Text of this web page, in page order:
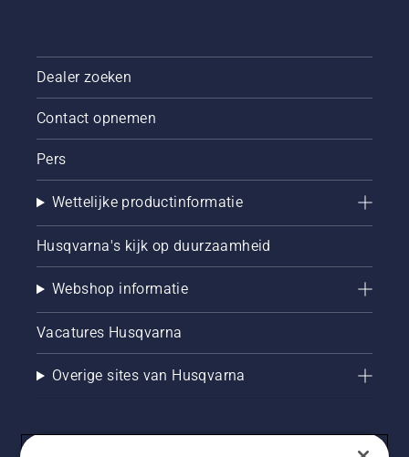
Dealer zoeken
Contact opnemen
Pers
Wettelijke productinformatie
Husqvarna's kijk op duurzaamheid
Webshop informatie
Vacatures Husqvarna
Overige sites van Husqvarna